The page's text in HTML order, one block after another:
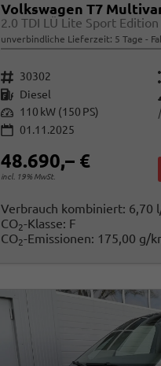
Volkswagen T7
2.0 TDI LÜ Lite Sport Edition
unverbindliche Lieferzeit: 5 Tage
Fahrzeugnr. 30302
Kraftstoff Diesel
Leistung 110 kW (150 PS)
01.11.2025
48.690,– €
incl. 19% MwSt.
Verbrauch kombiniert: 6,70
CO2-Klasse: F
CO2-Emissionen: 175,00 g/